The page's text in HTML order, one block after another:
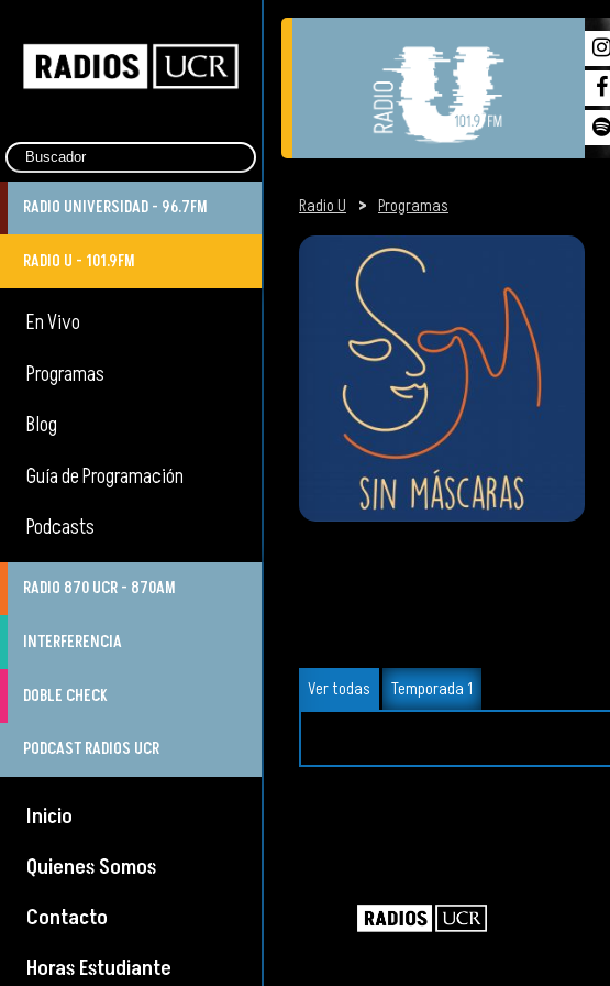
RADIO UNIVERSIDAD - 96.7FM
RADIO U - 101.9FM
En Vivo
Programas
Blog
Guía de Programación
Podcasts
RADIO 870 UCR - 870AM
INTERFERENCIA
DOBLE CHECK
PODCAST RADIOS UCR
Inicio
Quienes Somos
Contacto
Horas Estudiante
Radio U > Programas
Ver todas Temporada 1